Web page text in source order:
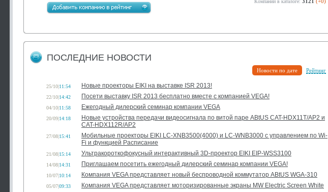
Компаний в каталоге:
ПОСЛЕДНИЕ НОВОСТИ
Новости по дате Рейтинг
25/10|11:54 Новые проекторы EIKI на выставке ISR 2013!
22/10|14:42 Посети выставку ISR 2013 бесплатно вместе с компанией VEGA!
04/10|11:58 Ежегодный дилерский семинар компании VEGA
20/09|14:18
Новые устройства передачи видеосигнала по витой паре ABtUS CAT-HDX11T/AP2 и
CAT-HDX112R/AP2
27/08|15:41
Мобильные проекторы EIKI LC-XNB3500(4000) и LC-WNB3000 с управлением по Wi-
Fi и функцией Расписание
21/08|15:14 Ультракороткофокусный интерактивный 3D-проектор EIKI EIP-WSS3100
14/08|14:31 Приглашаем посетить ежегодный дилерский семинар компании VEGA!
10/07|10:14 Компания VEGA представляет новый беспроводной коммутатор ABtUS WGA-310
05/07|09:33 Компания VEGA представляет моторизированные экраны MW Electric Screen White